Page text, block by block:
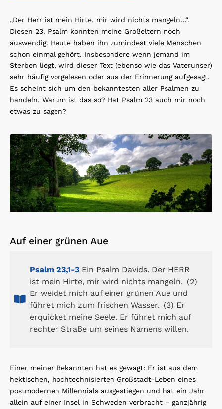
„Der Herr ist mein Hirte, mir wird nichts mangeln…“.
Diesen 23. Psalm konnten meine Großeltern noch
auswendig. Heute haben ihn zumindest viele Menschen
schon einmal gehört. Insbesondere wenn jemand im
Sterben liegt, wird dieser Text (ebenso wie das Vaterunser)
sehr häufig vorgelesen oder aus der Erinnerung aufgesagt.
Es scheint sich um den bekanntesten aller Psalmen zu
handeln. Warum ist das so? Hat Psalm 23 auch mir noch
etwas zu sagen?
Auf einer grünen Aue
Psalm 23,1-3 Ein Psalm Davids. Der HERR
ist mein Hirte, mir wird nichts mangeln. (2)
Er weidet mich auf einer grünen Aue und
führet mich zum frischen Wasser. (3) Er
erquicket meine Seele. Er führet mich auf
rechter Straße um seines Namens willen.
Einer meiner Bekannten hat es gewagt: Er ist aus dem
hektischen, hochtechnisierten Großstadt-Leben eines
postmodernen Millennials ausgestiegen und hat ein Jahr
allein auf einer Insel in Schweden verbracht – ganzjährig